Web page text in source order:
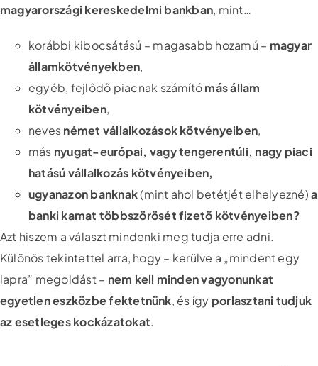
magyarországi kereskedelmi bankban, mint…
korábbi kibocsátású – magasabb hozamú – magyar
államkötvényekben,
egyéb, fejlődő piacnak számítómás állam
kötvényeiben,
nevesnémet vállalkozások kötvényeiben,
más nyugat-európai, vagy tengerentúli, nagy piaci
hatású vállalkozás kötvényeiben,
ugyanazon banknak(mint ahol betétjét elhelyezné)a
banki kamat többszörösét fizető kötvényeiben?
Azt hiszem a választ mindenki meg tudja erre adni.
Különös tekintettel arra, hogy – kerülve a „mindent egy
lapra” megoldást – nem kell minden vagyonunkat
egyetlen eszközbe fektetnünk, és így porlasztani tudjuk
az esetleges kockázatokat.